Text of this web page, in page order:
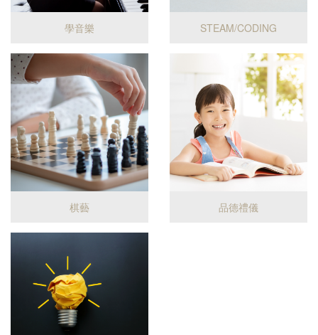
學音樂 STEAM/CODING
棋藝 品德禮儀